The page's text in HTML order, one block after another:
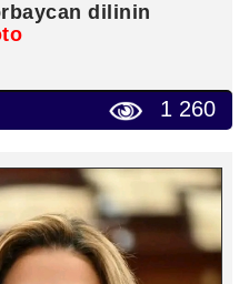
dilinin
1 260